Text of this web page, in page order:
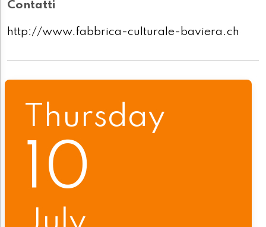
Contatti
http://www.fabbrica-culturale-baviera.ch
Thursday
10